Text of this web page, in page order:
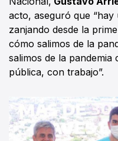
acto, aseguró que “hay
zanjando desde la
cómo salimos de la
salimos de la
pública, con trabajo”.